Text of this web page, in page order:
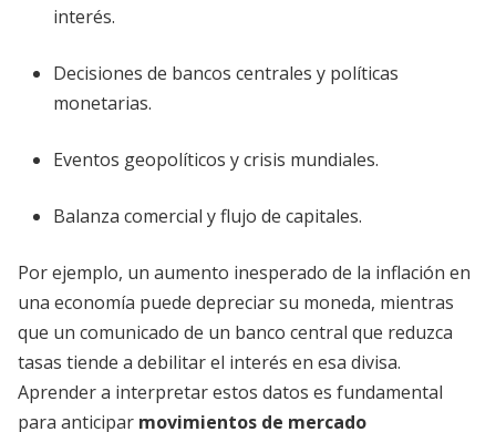
interés.
Decisiones de bancos centrales y políticas
monetarias.
Eventos geopolíticos y crisis mundiales.
Balanza comercial y flujo de capitales.
Por ejemplo, un aumento inesperado de la inflación en
una economía puede depreciar su moneda, mientras
que un comunicado de un banco central que reduzca
tasas tiende a debilitar el interés en esa divisa.
Aprender a interpretar estos datos es fundamental
para anticipar movimientos de mercado